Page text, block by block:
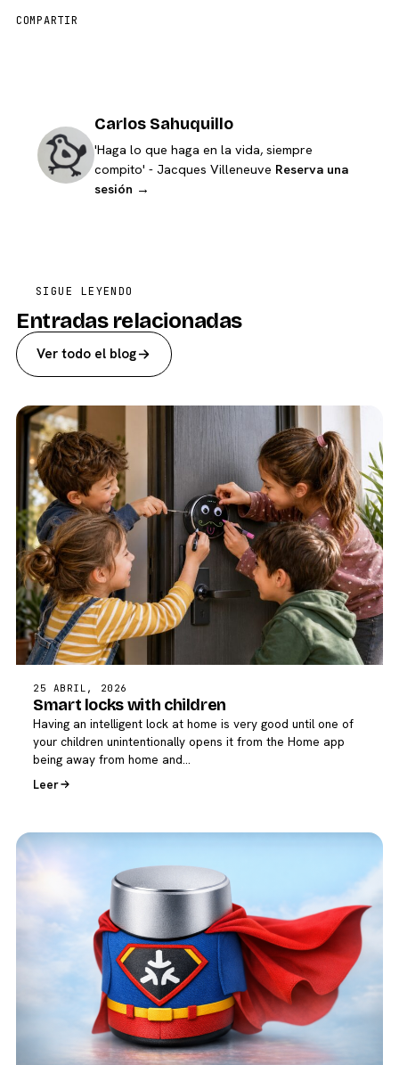
COMPARTIR
Carlos Sahuquillo
'Haga lo que haga en la vida, siempre
compito' - Jacques Villeneuve Reserva una
sesión →
SIGUE LEYENDO
Entradas relacionadas
Ver todo el blog
25 ABRIL, 2026
Smart locks with children
Having an intelligent lock at home is very good until one of
your children unintentionally opens it from the Home app
being away from home and…
Leer